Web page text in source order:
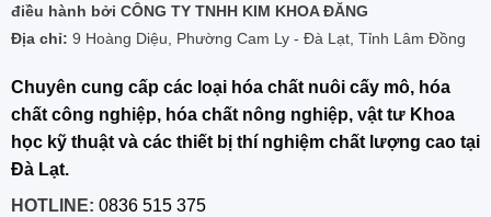
điều hành bởi CÔNG TY TNHH KIM KHOA ĐĂNG
Địa chỉ: 9 Hoàng Diệu, Phường Cam Ly - Đà Lạt, Tỉnh Lâm Đồng
Chuyên cung cấp các loại hóa chất nuôi cấy mô, hóa
chất công nghiệp, hóa chất nông nghiệp, vật tư Khoa
học kỹ thuật và các thiết bị thí nghiệm chất lượng cao tại
Đà Lạt.
HOTLINE: 0836 515 375